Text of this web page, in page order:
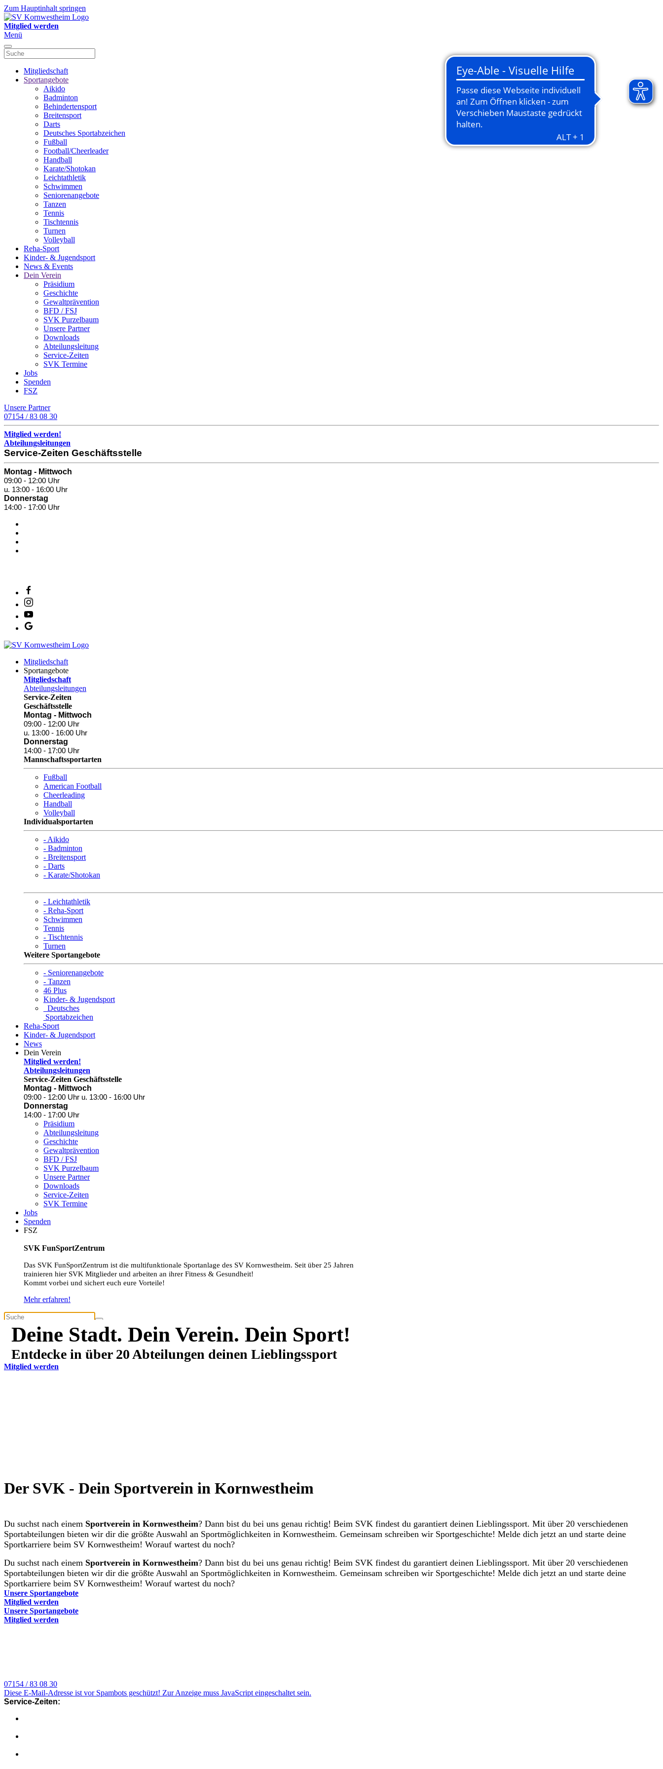
Zum Hauptinhalt springen
Mitglied werden
Menü
Mitgliedschaft
Sportangebote
Aikido
Badminton
Behindertensport
Breitensport
Darts
Deutsches Sportabzeichen
Fußball
Football/Cheerleader
Handball
Karate/Shotokan
Leichtathletik
Schwimmen
Seniorenangebote
Tanzen
Tennis
Tischtennis
Turnen
Volleyball
Reha-Sport
Kinder- & Jugendsport
News & Events
Dein Verein
Präsidium
Geschichte
Gewaltprävention
BFD / FSJ
SVK Purzelbaum
Unsere Partner
Downloads
Abteilungsleitung
Service-Zeiten
SVK Termine
Jobs
Spenden
FSZ
Unsere Partner
07154 / 83 08 30
Mitglied werden!
Abteilungsleitungen
Service-Zeiten Geschäftsstelle
Montag - Mittwoch
09:00 - 12:00 Uhr
u. 13:00 - 16:00 Uhr
Donnerstag
14:00 - 17:00 Uhr
Mitgliedschaft
Sportangebote
Mitgliedschaft
Abteilungsleitungen
Service-Zeiten
Geschäftsstelle
Montag - Mittwoch
09:00 - 12:00 Uhr
u. 13:00 - 16:00 Uhr
Donnerstag
14:00 - 17:00 Uhr
Mannschaftssportarten
Fußball
American Football
Cheerleading
Handball
Volleyball
Individualsportarten
- Aikido
- Badminton
- Breitensport
- Darts
- Karate/Shotokan
- Leichtathletik
- Reha-Sport
Schwimmen
Tennis
- Tischtennis
Turnen
Weitere Sportangebote
- Seniorenangebote
- Tanzen
46 Plus
Kinder- & Jugendsport
Deutsches
Sportabzeichen
Reha-Sport
Kinder- & Jugendsport
News
Dein Verein
Mitglied werden!
Abteilungsleitungen
Service-Zeiten Geschäftsstelle
Montag - Mittwoch
09:00 - 12:00 Uhr u. 13:00 - 16:00 Uhr
Donnerstag
14:00 - 17:00 Uhr
Präsidium
Abteilungsleitung
Geschichte
Gewaltprävention
BFD / FSJ
SVK Purzelbaum
Unsere Partner
Downloads
Service-Zeiten
SVK Termine
Jobs
Spenden
FSZ
SVK FunSportZentrum
Das SVK FunSportZentrum ist die multifunktionale Sportanlage des SV Kornwestheim. Seit über 25 Jahren
trainieren hier SVK Mitglieder und arbeiten an ihrer Fitness & Gesundheit!
Kommt vorbei und sichert euch eure Vorteile!
Mehr erfahren!
Deine Stadt. Dein Verein. Dein Sport!
Entdecke in über 20 Abteilungen deinen Lieblingssport
Mitglied werden
Der SVK - Dein Sportverein in Kornwestheim
Du suchst nach einem Sportverein in Kornwestheim? Dann bist du bei uns genau richtig! Beim SVK findest du garantiert deinen Lieblingssport. Mit über 20 verschiedenen
Sportabteilungen bieten wir dir die größte Auswahl an Sportmöglichkeiten in Kornwestheim. Gemeinsam schreiben wir Sportgeschichte! Melde dich jetzt an und starte deine
Sportkarriere beim SV Kornwestheim! Worauf wartest du noch?
Du suchst nach einem Sportverein in Kornwestheim? Dann bist du bei uns genau richtig! Beim SVK findest du garantiert deinen Lieblingssport. Mit über 20 verschiedenen
Sportabteilungen bieten wir dir die größte Auswahl an Sportmöglichkeiten in Kornwestheim. Gemeinsam schreiben wir Sportgeschichte! Melde dich jetzt an und starte deine
Sportkarriere beim SV Kornwestheim! Worauf wartest du noch?
Unsere Sportangebote
Mitglied werden
Unsere Sportangebote
Mitglied werden
07154 / 83 08 30
Diese E-Mail-Adresse ist vor Spambots geschützt! Zur Anzeige muss JavaScript eingeschaltet sein.
Service-Zeiten: